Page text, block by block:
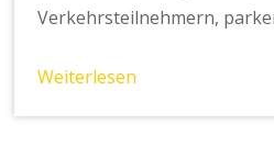
Verkehrsteilnehmern,
Weiterlesen